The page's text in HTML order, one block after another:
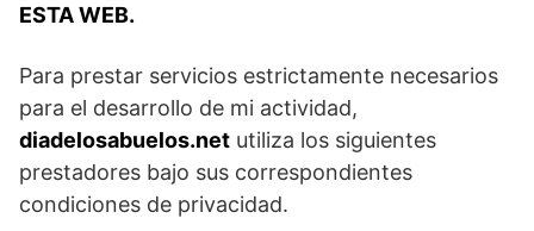
ESTA WEB.
Para prestar servicios estrictamente necesarios
para el desarrollo de mi actividad,
diadelosabuelos.net utiliza los siguientes
prestadores bajo sus correspondientes
condiciones de privacidad.